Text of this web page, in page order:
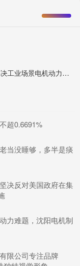
股票怎么杠杆 如何解决工业场景电机动力难题，沈阳电机制造有限公司有办法
超0.6691%
当没睡够，多半是痰
决反对美国政府在集
力难题，沈阳电机制
限公司专注品牌